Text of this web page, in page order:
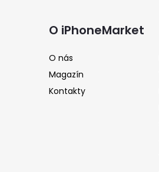
O iPhoneMarket
O nás
Magazín
Kontakty